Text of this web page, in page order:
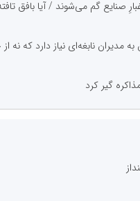
صنایع گم می‌شوند / آیا بافق
مدیران نابغه‌ای نیاز دارد که نه
گیر کرد